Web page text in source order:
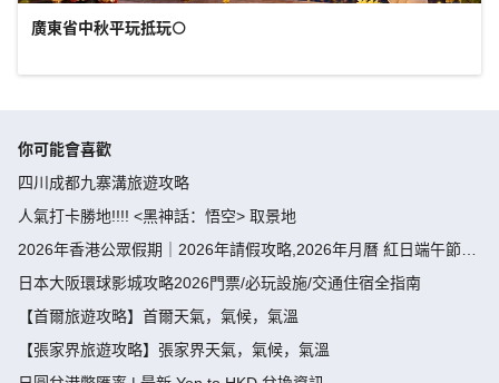
廣東省中秋平玩抵玩🌕
你可能會喜歡
四川成都九寨溝旅遊攻略
人氣打卡勝地!!!! <黑神話：悟空> 取景地
2026年香港公眾假期｜2026年請假攻略,2026年月曆 紅日端午節請
假攻略請4放9-public holiday 2026
日本大阪環球影城攻略2026門票/必玩設施/交通住宿全指南
【首爾旅遊攻略】首爾天氣，氣候，氣溫
【張家界旅遊攻略】張家界天氣，氣候，氣溫